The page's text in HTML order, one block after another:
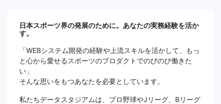
日本スポーツ界の発展のために。あなたの実務経験を活か
す。
「WEBシステム開発の経験や上流スキルを活かして、もっ
と心から愛せるスポーツのプロダクトでのびのび働きた
い」
そんな思いをもつあなたを必要としています。
私たちデータスタジアムは、プロ野球やJリーグ、Bリーグ